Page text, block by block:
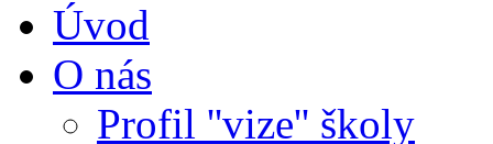
Úvod
O nás
Profil ''vize'' školy